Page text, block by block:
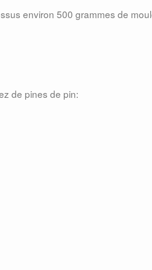
environ 500 grammes de
de pines de pin: